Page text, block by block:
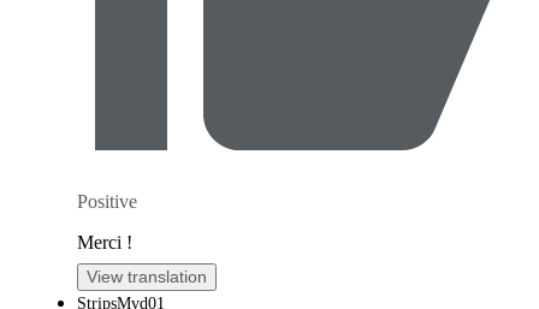
Positive
Merci !
View translation
StripsMvd01